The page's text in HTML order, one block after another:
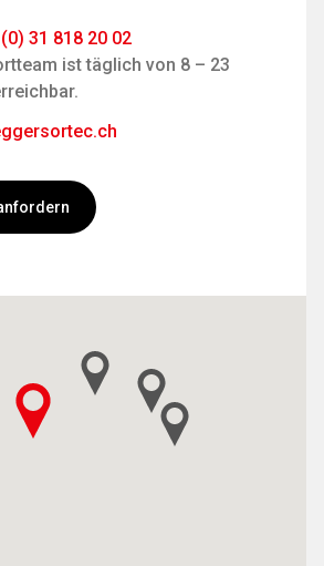
31 818 20 02
ist täglich von 8 – 23